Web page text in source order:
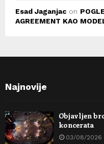
Esad Jaganjac on
AGREEMENT KAO
Najnovije
Objavljen
koncerata
03/08/2026